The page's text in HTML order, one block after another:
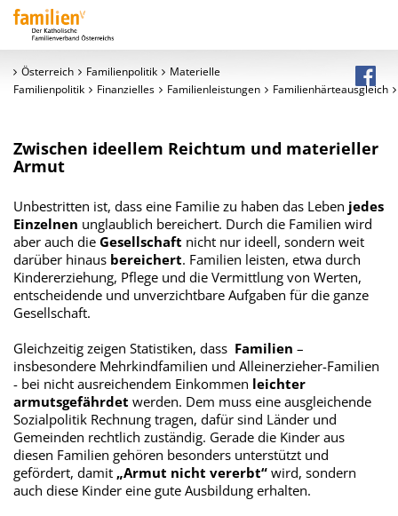
Österreich Familienpolitik
Materielle
Familienpolitik
Finanzielles Familienleistungen Familienhärteausgleich
Zwischen ideellem Reichtum und materieller
Armut
Unbestritten ist, dass eine Familie zu haben das Leben jedes
Einzelnen unglaublich bereichert. Durch die Familien wird
aber auch die Gesellschaft nicht nur ideell, sondern weit
darüber hinaus bereichert. Familien leisten, etwa durch
Kindererziehung, Pflege und die Vermittlung von Werten,
entscheidende und unverzichtbare Aufgaben für die ganze
Gesellschaft.
Gleichzeitig zeigen Statistiken, dass Familien –
insbesondere Mehrkindfamilien und Alleinerzieher-Familien
- bei nicht ausreichendem Einkommen leichter
armutsgefährdet werden. Dem muss eine ausgleichende
Sozialpolitik Rechnung tragen, dafür sind Länder und
Gemeinden rechtlich zuständig. Gerade die Kinder aus
diesen Familien gehören besonders unterstützt und
gefördert, damit „Armut nicht vererbt“ wird, sondern
auch diese Kinder eine gute Ausbildung erhalten.